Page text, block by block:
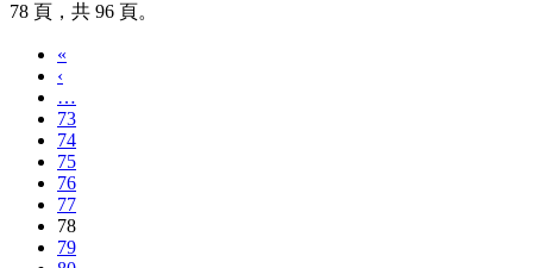
78 頁，共 96 頁。
«
‹
…
73
74
75
76
77
78
79